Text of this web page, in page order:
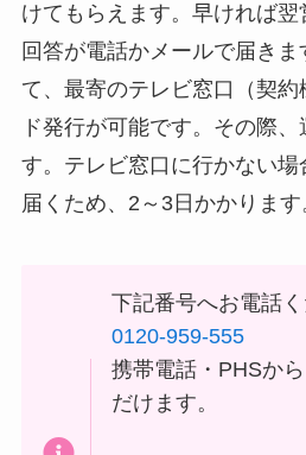
けてもらえます。早ければ
回答が電話かメールで届き
て、最寄のテレビ窓口（契
ド発行が可能です。その際
す。テレビ窓口に行かない
届くため、2～3日かかります
下記番号へお電話く
0120-959-555
携帯電話・PHSか
だけます。